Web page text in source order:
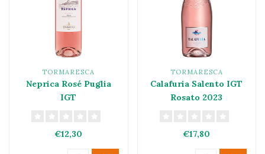
TORMARESCA
Neprica Rosé Puglia
IGT
€12,30
TORMARESCA
Calafuria Salento IGT
Rosato 2023
€17,80